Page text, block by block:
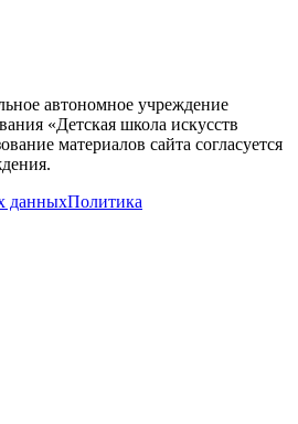
автономное учреждение
«Детская школа искусств
материалов сайта согласуется
данныхПолитика